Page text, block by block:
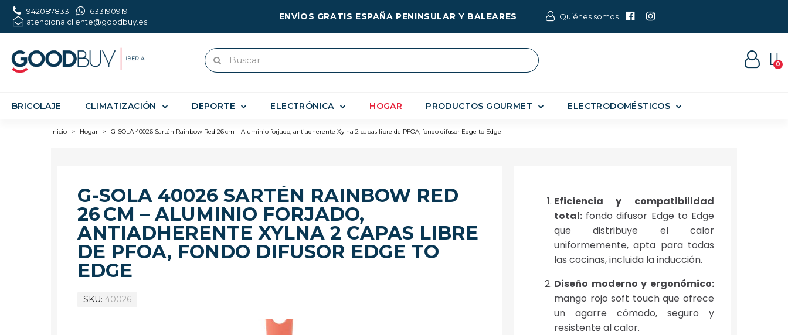
942087833
633190919
atencionalcliente@goodbuy.es
ENVÍOS GRATIS ESPAÑA PENINSULAR Y BALEARES Quiénes somos
BRICOLAJE CLIMATIZACIÓN DEPORTE ELECTRÓNICA HOGAR PRODUCTOS GOURMET ELECTRODOMÉSTICOS
Inicio > Hogar > G-SOLA 40026 Sartén Rainbow Red 26 cm – Aluminio forjado, antiadherente Xylna 2 capas libre de PFOA, fondo difusor Edge to Edge
G-SOLA 40026 SARTÉN RAINBOW RED
26 CM – ALUMINIO FORJADO,
ANTIADHERENTE XYLNA 2 CAPAS LIBRE
DE PFOA, FONDO DIFUSOR EDGE TO
EDGE
SKU 40026
Eficiencia y compatibilidad
total:fondo difusor Edge to Edge
que distribuye el calor
uniformemente, apta para todas
las cocinas, incluida la inducción.
Diseño moderno y ergonómico:
mango rojo soft touch que ofrece
un agarre cómodo, seguro y
resistente al calor.